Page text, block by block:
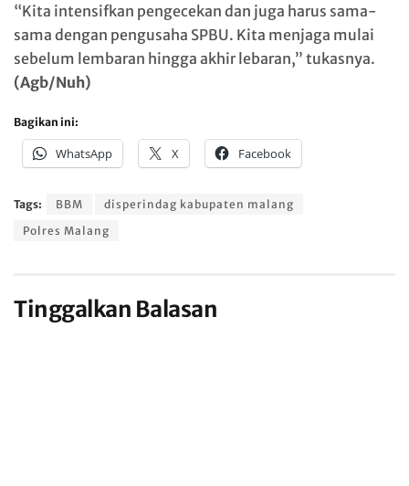
“Kita intensifkan pengecekan dan juga harus sama-
sama dengan pengusaha SPBU. Kita menjaga mulai
sebelum lembaran hingga akhir lebaran,” tukasnya.
(Agb/Nuh)
Bagikan ini:
WhatsApp X Facebook
Tags: BBM
disperindag kabupaten malang
Polres Malang
Tinggalkan Balasan